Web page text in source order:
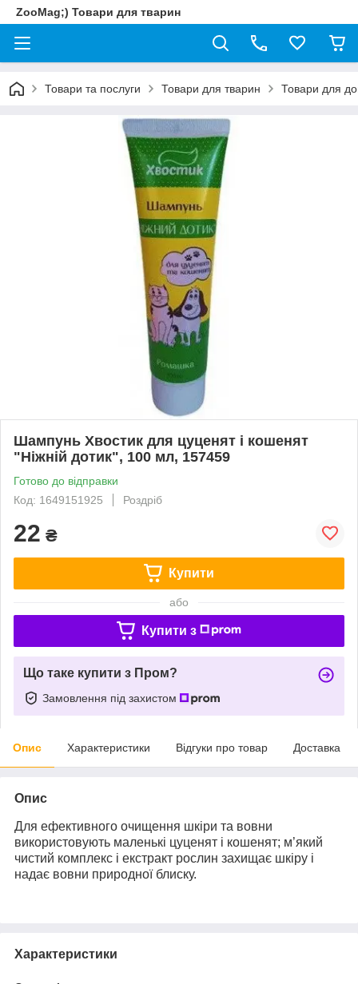
ZooMag;) Товари для тварин
Товари та послуги Товари для тварин Товари для
Шампунь Хвостик для цуценят і кошенят
"Ніжній дотик", 100 мл, 157459
Готово до відправки
Код: 1649151925
Роздріб
22 ₴
Купити
або
Купити з
Що таке купити з Пром?
Замовлення під захистом
Опис Характеристики Відгуки про товар Доставка
Опис
Для ефективного очищення шкіри та вовни
використовують маленькі цуценят і кошенят; м’який
чистий комплекс і екстракт рослин захищає шкіру і
надає вовни природної блиску.
Характеристики